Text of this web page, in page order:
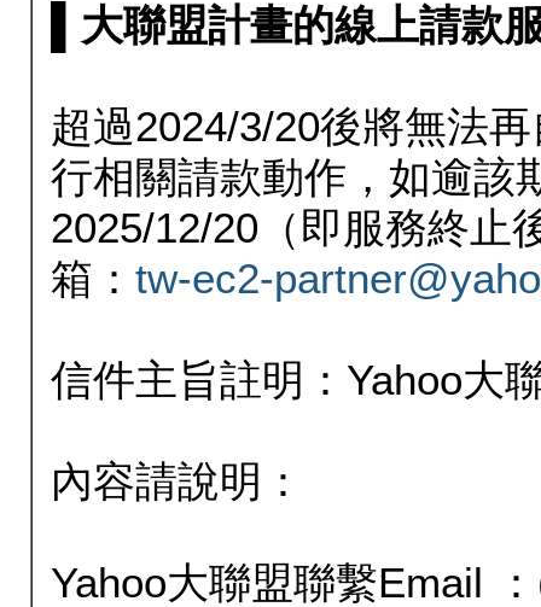
▌大聯盟計畫的線上請款
超過2024/3/20後將無法
行相關請款動作，如逾該
2025/12/20（即服務終止
箱： tw-ec2-
信件主旨註明：Yahoo大
內容請說明：
Yahoo大聯盟聯繫Email